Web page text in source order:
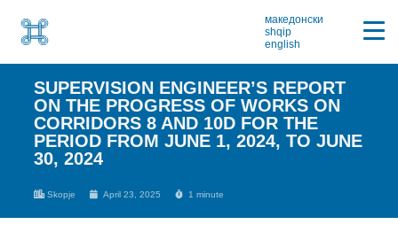
македонски
shqip
english
SUPERVISION ENGINEER’S REPORT
ON THE PROGRESS OF WORKS ON
CORRIDORS 8 AND 10D FOR THE
PERIOD FROM JUNE 1, 2024, TO JUNE
30, 2024
Skopje April 23, 2025 1 minute